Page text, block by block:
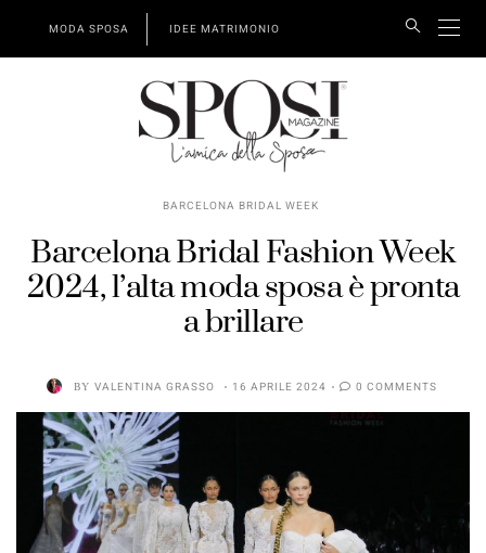
MODA SPOSA IDEE MATRIMONIO
BARCELONA BRIDAL WEEK
Barcelona Bridal Fashion Week
2024, l’alta moda sposa è pronta
a brillare
BY VALENTINA GRASSO 16 APRILE 2024 0 COMMENTS